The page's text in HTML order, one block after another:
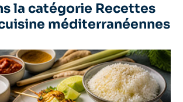
la catégorie Recettes
méditerranéennes